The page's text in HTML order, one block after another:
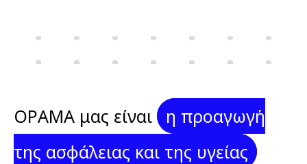
ΟΡΑΜΑ μας είναι
η προαγωγή
της ασφάλειας και της υγείας